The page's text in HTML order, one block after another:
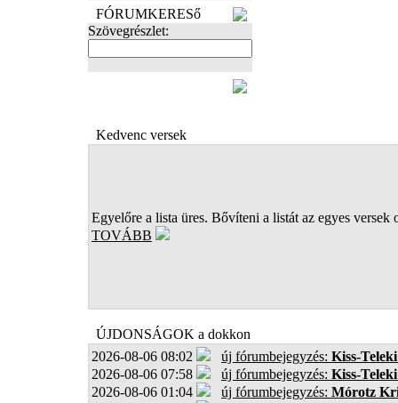
FÓRUMKERESő
Szövegrészlet:
Kedvenc versek
Egyelőre a lista üres. Bővíteni a listát az egyes versek
TOVÁBB
ÚJDONSÁGOK a dokkon
2026-08-06 08:02
új fórumbejegyzés: Kiss-
2026-08-06 07:58
új fórumbejegyzés: Kiss-
2026-08-06 01:04
új fórumbejegyzés: Mórotz